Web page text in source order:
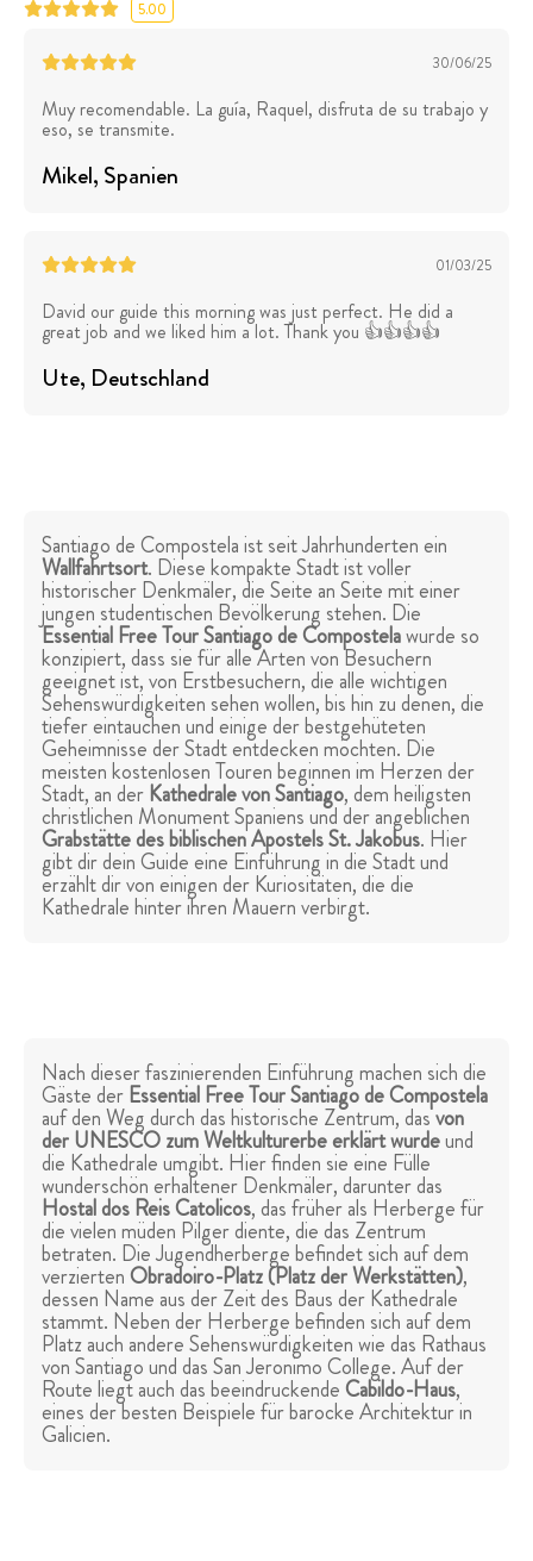
5.00
30/06/25
Muy recomendable. La guía, Raquel, disfruta de su trabajo y
eso, se transmite.
Mikel, Spanien
01/03/25
David our guide this morning was just perfect. He did a
great job and we liked him a lot. Thank you 👍👍👍👍
Ute, Deutschland
Santiago de Compostela ist seit Jahrhunderten ein
Wallfahrtsort. Diese kompakte Stadt ist voller
historischer Denkmäler, die Seite an Seite mit einer
jungen studentischen Bevölkerung stehen. Die
Essential Free Tour Santiago de Compostelawurde so
konzipiert, dass sie für alle Arten von Besuchern
geeignet ist, von Erstbesuchern, die alle wichtigen
Sehenswürdigkeiten sehen wollen, bis hin zu denen, die
tiefer eintauchen und einige der bestgehüteten
Geheimnisse der Stadt entdecken möchten. Die
meisten kostenlosen Touren beginnen im Herzen der
Stadt, an derKathedrale von Santiago, dem heiligsten
christlichen Monument Spaniens und der angeblichen
Grabstätte des biblischen Apostels St. Jakobus. Hier
gibt dir dein Guide eine Einführung in die Stadt und
erzählt dir von einigen der Kuriositäten, die die
Kathedrale hinter ihren Mauern verbirgt.
Nach dieser faszinierenden Einführung machen sich die
Gäste derEssential Free Tour Santiago de Compostela
auf den Weg durch das historische Zentrum, dasvon
der UNESCO zum Weltkulturerbe erklärt wurdeund
die Kathedrale umgibt. Hier finden sie eine Fülle
wunderschön erhaltener Denkmäler, darunter das
Hostal dos Reis Catolicos, das früher als Herberge für
die vielen müden Pilger diente, die das Zentrum
betraten. Die Jugendherberge befindet sich auf dem
verziertenObradoiro-Platz (Platz der Werkstätten),
dessen Name aus der Zeit des Baus der Kathedrale
stammt. Neben der Herberge befinden sich auf dem
Platz auch andere Sehenswürdigkeiten wie das Rathaus
von Santiago und das San Jeronimo College. Auf der
Route liegt auch das beeindruckendeCabildo-Haus,
eines der besten Beispiele für barocke Architektur in
Galicien.